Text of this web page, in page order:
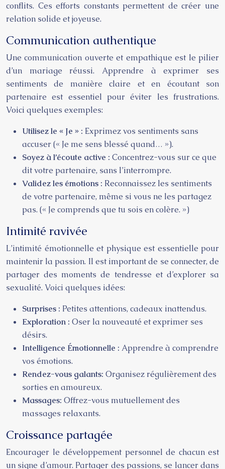
conflits. Ces efforts constants permettent de créer une
relation solide et joyeuse.
Communication authentique
Une communication ouverte et empathique est le pilier
d’un mariage réussi. Apprendre à exprimer ses
sentiments de manière claire et en écoutant son
partenaire est essentiel pour éviter les frustrations.
Voici quelques exemples:
Utilisez le « Je » : Exprimez vos sentiments sans
accuser (« Je me sens blessé quand… »).
Soyez à l’écoute active : Concentrez-vous sur ce que
dit votre partenaire, sans l’interrompre.
Validez les émotions : Reconnaissez les sentiments
de votre partenaire, même si vous ne les partagez
pas. (« Je comprends que tu sois en colère. »)
Intimité ravivée
L’intimité émotionnelle et physique est essentielle pour
maintenir la passion. Il est important de se connecter, de
partager des moments de tendresse et d’explorer sa
sexualité. Voici quelques idées:
Surprises : Petites attentions, cadeaux inattendus.
Exploration : Oser la nouveauté et exprimer ses
désirs.
Intelligence Émotionnelle : Apprendre à comprendre
vos émotions.
Rendez-vous galants: Organisez régulièrement des
sorties en amoureux.
Massages: Offrez-vous mutuellement des
massages relaxants.
Croissance partagée
Encourager le développement personnel de chacun est
un signe d’amour. Partager des passions, se lancer dans